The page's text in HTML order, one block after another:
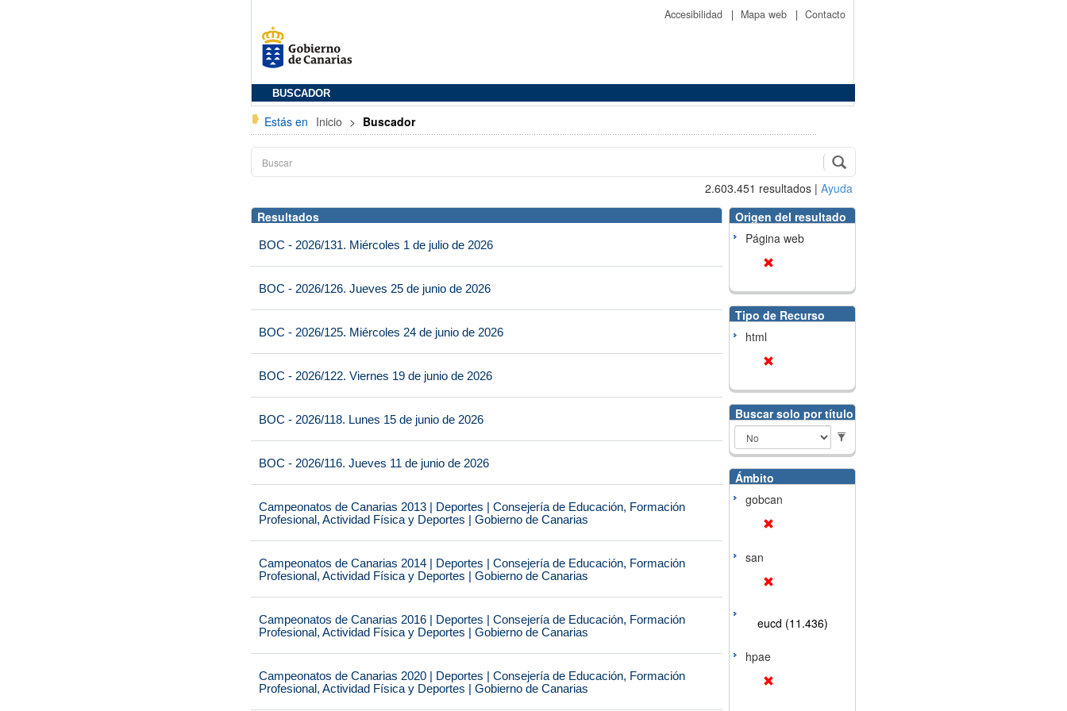
Accesibilidad | Mapa web | Contacto
BUSCADOR
Estás en Inicio > Buscador
2.603.451 resultados | Ayuda
Resultados
BOC - 2026/131. Miércoles 1 de julio de 2026
BOC - 2026/126. Jueves 25 de junio de 2026
BOC - 2026/125. Miércoles 24 de junio de 2026
BOC - 2026/122. Viernes 19 de junio de 2026
BOC - 2026/118. Lunes 15 de junio de 2026
BOC - 2026/116. Jueves 11 de junio de 2026
Campeonatos de Canarias 2013 | Deportes | Consejería de Educación, Formación
Profesional, Actividad Física y Deportes | Gobierno de Canarias
Campeonatos de Canarias 2014 | Deportes | Consejería de Educación, Formación
Profesional, Actividad Física y Deportes | Gobierno de Canarias
Campeonatos de Canarias 2016 | Deportes | Consejería de Educación, Formación
Profesional, Actividad Física y Deportes | Gobierno de Canarias
Campeonatos de Canarias 2020 | Deportes | Consejería de Educación, Formación
Profesional, Actividad Física y Deportes | Gobierno de Canarias
Origen del resultado
Página web
Tipo de Recurso
html
Buscar solo por título
Ámbito
gobcan
san
eucd (11.436)
hpae